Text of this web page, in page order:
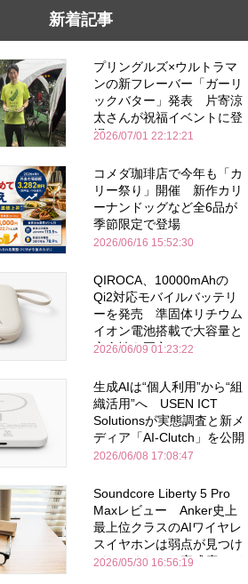
新着記事
プリングルズ×ウルトラマ
ンの新フレーバー「ガーリ
ックバター」発表 片寄涼
太さんが祝福イベントに登
場
2026/07/01 22:12:21
コメダ珈琲店で今年も「カ
リー祭り」開催 新作カリ
ーナンドッグなど全6品が
季節限定で登場
2026/06/16 15:52:30
QIROCA、10000mAhの
Qi2対応モバイルバッテリ
ーを発売 準固体リチウム
イオン電池搭載で大容量と
安全性を両立
2026/06/09 01:23:22
生成AIは“個人利用”から“組
織活用”へ USEN ICT
Solutionsが実態調査と新メ
ディア「AI-Clutch」を公開
2026/06/08 17:08:47
Soundcore Liberty 5 Pro
Maxレビュー Anker史上
最上位クラスのAIワイヤレ
スイヤホンは弱点が見つけ
づらいくらいの完成度にび
2026/05/30 16:56:19